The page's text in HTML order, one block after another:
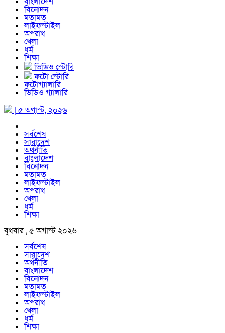
বিনোদন
মতামত
লাইফস্টাইল
অপরাধ
খেলা
ধর্ম
শিক্ষা
ভিডিও স্টোরি
ফটো স্টোরি
ফটোগ্যালারি
ভিডিও গ্যালারি
| ৫ অগাস্ট, ২০২৬
সর্বশেষ
সারাদেশ
অর্থনীতি
বাংলাদেশ
বিনোদন
মতামত
লাইফস্টাইল
অপরাধ
খেলা
ধর্ম
শিক্ষা
বুধবার , ৫ অগাস্ট ২০২৬
সর্বশেষ
সারাদেশ
অর্থনীতি
বাংলাদেশ
বিনোদন
মতামত
লাইফস্টাইল
অপরাধ
খেলা
ধর্ম
শিক্ষা